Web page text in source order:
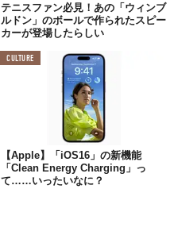
テニスファン必見！あの「ウィンブ
ルドン」のボールで作られたスピー
カーが登場したらしい
CULTURE
【Apple】「iOS16」の新機能
「Clean Energy Charging」っ
て……いったいなに？